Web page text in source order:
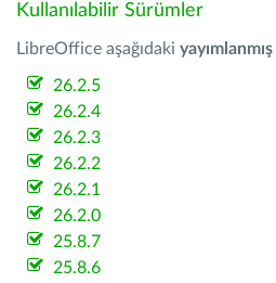
Kullanılabilir Sürümler
LibreOffice aşağıdaki yayımlanmış
26.2.5
26.2.4
26.2.3
26.2.2
26.2.1
26.2.0
25.8.7
25.8.6